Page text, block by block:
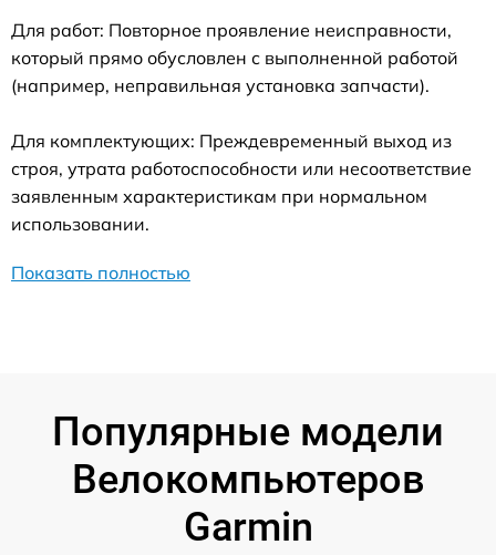
Для работ: Повторное проявление неисправности,
который прямо обусловлен с выполненной работой
(например, неправильная установка запчасти).
Для комплектующих: Преждевременный выход из
строя, утрата работоспособности или несоответствие
заявленным характеристикам при нормальном
использовании.
Показать полностью
Популярные модели
Велокомпьютеров
Garmin